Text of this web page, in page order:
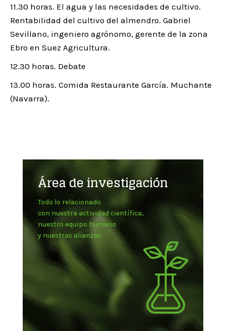
11.30 horas. El agua y las necesidades de cultivo.
Rentabilidad del cultivo del almendro. Gabriel
Sevillano, ingeniero agrónomo, gerente de la zona
Ebro en Suez Agricultura.
12.30 horas. Debate
13.00 horas. Comida Restaurante García. Muchante
(Navarra).
Área de investigación
Todo lo relacionado
con nuestra actividad científica,
nuestro equipo humano
y nuestras alianzas.